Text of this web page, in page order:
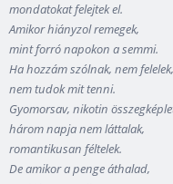
mondatokat felejtek el.
Amikor hiányzol remegek,
mint forró napokon a semmi.
Ha hozzám szólnak, nem felelek,
nem tudok mit tenni.
Gyomorsav, nikotin
három napja nem láttalak,
romantikusan féltelek.
De amikor a penge áthalad,